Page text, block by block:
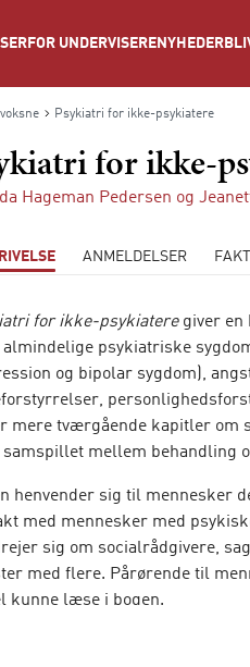
FOR UNDERVISERE NYHEDER
Psykiatri for ikke-psykiatere
for ikke-
Ida Hageman Pedersen og
ANMELDELSER
for ikke-psykiateregiver en
almindelige psykiatriske
og bipolar sygdom),
mere tværgående kapitler om
samspillet mellem behandling
henvender sig til mennesker
med mennesker med
sig om socialrådgivere,
med flere. Pårørende til
kunne læse i bogen.